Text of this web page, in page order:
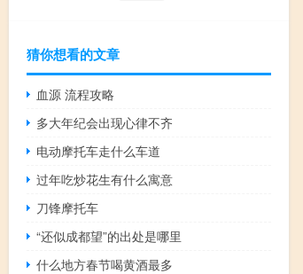
猜你想看的文章
血源 流程攻略
多大年纪会出现心律不齐
电动摩托车走什么车道
过年吃炒花生有什么寓意
刀锋摩托车
“还似成都望”的出处是哪里
什么地方春节喝黄酒最多